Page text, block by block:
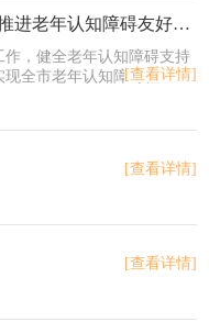
上海市民政局关于印发 《关于深化推进老年认知障碍友好社区建设的实施方案(2025一2030年)》的通知
，健全老年认知障碍支持
现全市老年认知障碍社区干
家庭在社区普遍能便捷获
家行动计划(2024一2030
定本实 施方案。
[查看详情]
[查看详情]
[查看详情]